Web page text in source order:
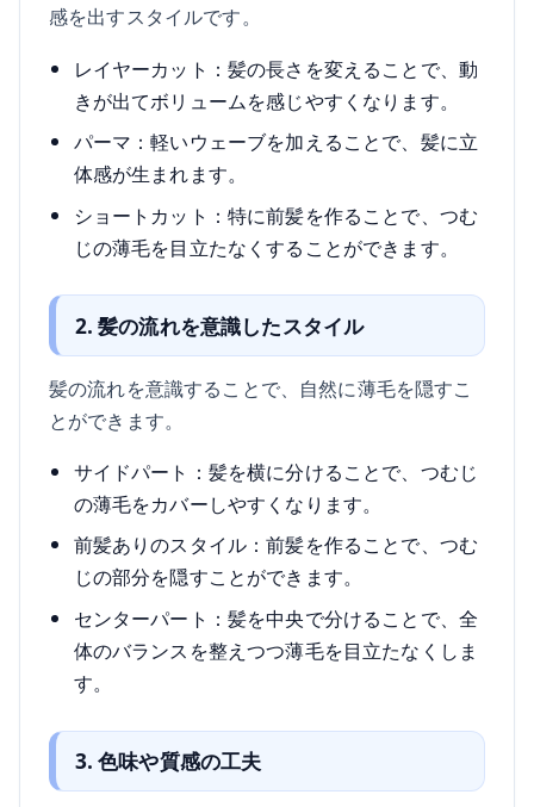
感を出すスタイルです。
レイヤーカット：髪の長さを変えることで、動
きが出てボリュームを感じやすくなります。
パーマ：軽いウェーブを加えることで、髪に立
体感が生まれます。
ショートカット：特に前髪を作ることで、つむ
じの薄毛を目立たなくすることができます。
2. 髪の流れを意識したスタイル
髪の流れを意識することで、自然に薄毛を隠すこ
とができます。
サイドパート：髪を横に分けることで、つむじ
の薄毛をカバーしやすくなります。
前髪ありのスタイル：前髪を作ることで、つむ
じの部分を隠すことができます。
センターパート：髪を中央で分けることで、全
体のバランスを整えつつ薄毛を目立たなくしま
す。
3. 色味や質感の工夫